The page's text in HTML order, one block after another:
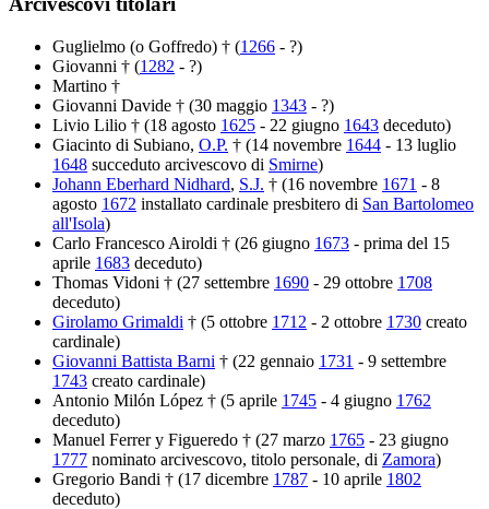
Guglielmo (o Goffredo) † (1266 - ?)
Giovanni † (1282 - ?)
Martino †
Giovanni Davide † (30 maggio 1343 - ?)
Livio Lilio † (18 agosto 1625 - 22 giugno 1643 deceduto)
Giacinto di Subiano, O.P. † (14 novembre 1644 - 13 luglio
1648 succeduto arcivescovo di Smirne)
Johann Eberhard Nidhard, S.J. † (16 novembre 1671 - 8
agosto 1672 installato cardinale presbitero di San Bartolomeo
all'Isola)
Carlo Francesco Airoldi † (26 giugno 1673 - prima del 15
aprile 1683 deceduto)
Thomas Vidoni † (27 settembre 1690 - 29 ottobre 1708
deceduto)
Girolamo Grimaldi † (5 ottobre 1712 - 2 ottobre 1730 creato
cardinale)
Giovanni Battista Barni † (22 gennaio 1731 - 9 settembre
1743 creato cardinale)
Antonio Milón López † (5 aprile 1745 - 4 giugno 1762
deceduto)
Manuel Ferrer y Figueredo † (27 marzo 1765 - 23 giugno
1777 nominato arcivescovo, titolo personale, di Zamora)
Gregorio Bandi † (17 dicembre 1787 - 10 aprile 1802
deceduto)